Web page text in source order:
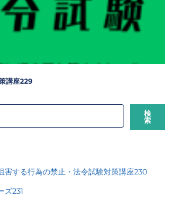
講座229
検
索
害する行為の禁止・法令試験対策講座230
ズ231